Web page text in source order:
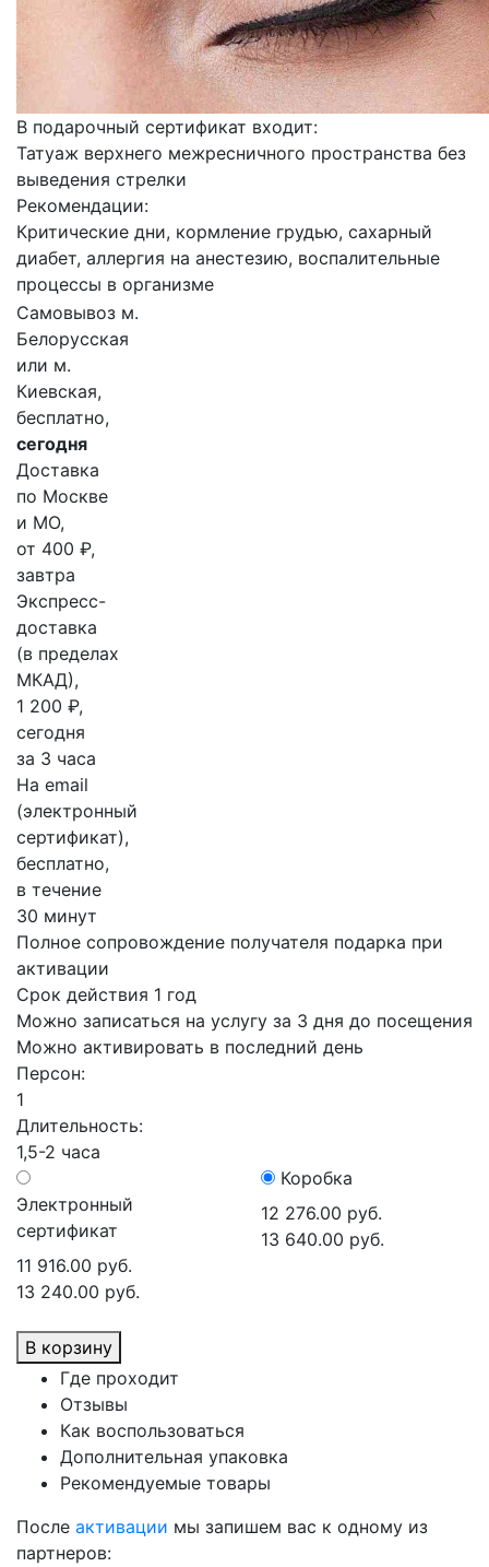
В подарочный сертификат входит:
Татуаж верхнего межресничного пространства без
выведения стрелки
Рекомендации:
Критические дни, кормление грудью, сахарный
диабет, аллергия на анестезию, воспалительные
процессы в организме
Самовывоз м.
Белорусская
или м.
Киевская,
бесплатно,
сегодня
Доставка
по Москве
и МО,
от 400 ₽,
завтра
Экспресс-
доставка
(в пределах
МКАД),
1 200 ₽,
сегодня
за 3 часа
На email
(электронный
сертификат),
бесплатно,
в течение
30 минут
Полное сопровождение получателя подарка при
активации
Срок действия 1 год
Можно записаться на услугу за 3 дня до посещения
Можно активировать в последний день
Персон:
1
Длительность:
1,5-2 часа
Электронный
сертификат
11 916.00 руб.
13 240.00 руб.
Коробка
12 276.00 руб.
13 640.00 руб.
В корзину
Где проходит
Отзывы
Как воспользоваться
Дополнительная упаковка
Рекомендуемые товары
После активации мы запишем вас к одному из
партнеров: